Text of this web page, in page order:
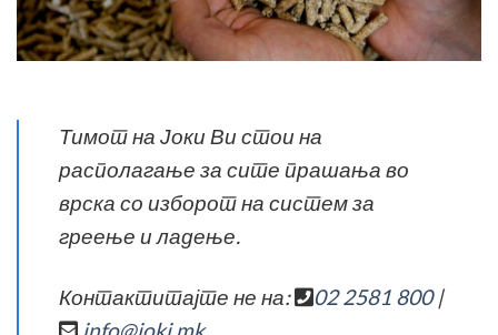
Тимот на Јоки Ви стои на
располагање за сите прашања во
врска со изборот на систем за
греење и ладење.
Контактитајте не на: 02 2581 800|
info@joki.mk